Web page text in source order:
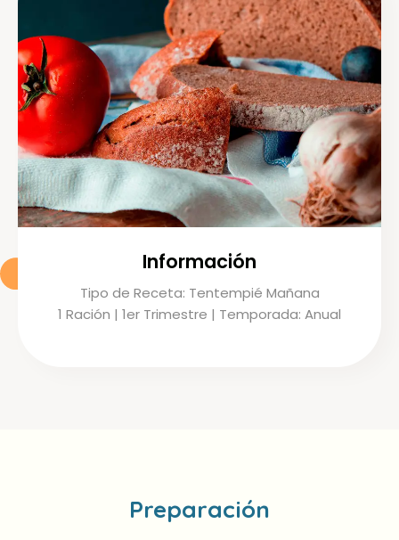
Información
Tipo de Receta: Tentempié Mañana
1 Ración | 1er Trimestre | Temporada: Anual
Preparación